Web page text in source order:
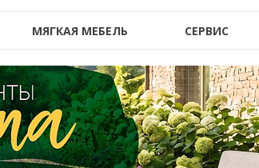
МЯГКАЯ МЕБЕЛЬ СЕРВИС
своим